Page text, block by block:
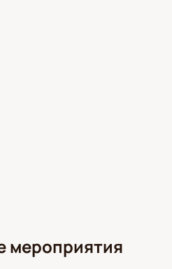
мероприятия